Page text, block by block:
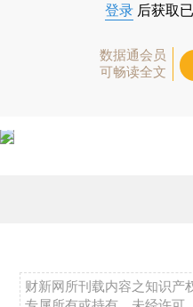
登录 后获取
数据通会员
可畅读全文
财新网所刊载内容之知识产